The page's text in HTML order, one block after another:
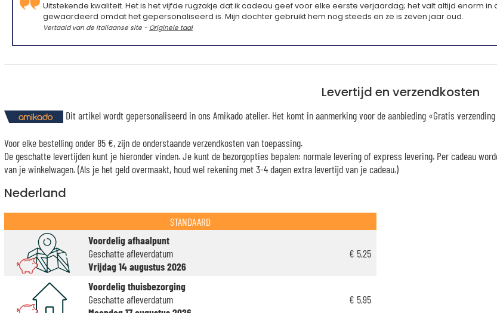
Uitstekende kwaliteit. Het is het vijfde rugzakje dat ik cadeau geef voor elke eerste verjaardag; het valt altijd enorm in
gewaardeerd omdat het gepersonaliseerd is. Mijn dochter gebruikt hem nog steeds en ze is zeven jaar oud.
Vertaald van de Italiaanse site - Originele taal
Levertijd en verzendkosten
Dit artikel wordt gepersonaliseerd in ons Amikado atelier. Het komt in aanmerking voor de aanbieding «Gratis
Voor elke bestelling onder 85 €, zijn de onderstaande verzendkosten van toepassing.
De geschatte levertijden kunt je hieronder vinden. Je kunt de bezorgopties bepalen: normale levering of express levering. Per cadeau
van je winkelwagen. (Als je het geld overmaakt, houd wel rekening met 3-4 dagen extra levertijd van je cadeau.)
Nederland
STANDAARD
Voordelig afhaalpunt
Geschatte afleverdatum
Vrijdag 14 augustus 2026
€ 5,25
Voordelig thuisbezorging
Geschatte afleverdatum
€ 5,95